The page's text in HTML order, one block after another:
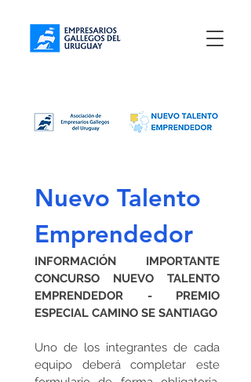
Nuevo Talento
Emprendedor
INFORMACIÓN IMPORTANTE
CONCURSO NUEVO TALENTO
EMPRENDEDOR - PREMIO
ESPECIAL CAMINO SE SANTIAGO
Uno de los integrantes de cada
equipo deberá completar este